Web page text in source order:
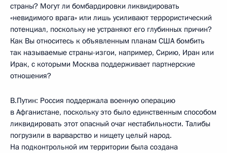
страны? Могут ли бомбардировки ликвидировать
«невидимого врага» или лишь усиливают террористический
потенциал, поскольку не устраняют его глубинных причин?
Как Вы относитесь к объявленным планам США бомбить
так называемые страны-изгои, например, Сирию, Иран или
Ирак, с которыми Москва поддерживает партнерские
отношения?
В.Путин: Россия поддержала военную операцию
в Афганистане, поскольку это было единственным способом
ликвидировать этот опасный очаг нестабильности. Талибы
погрузили в варварство и нищету целый народ.
На подконтрольной им территории была создана